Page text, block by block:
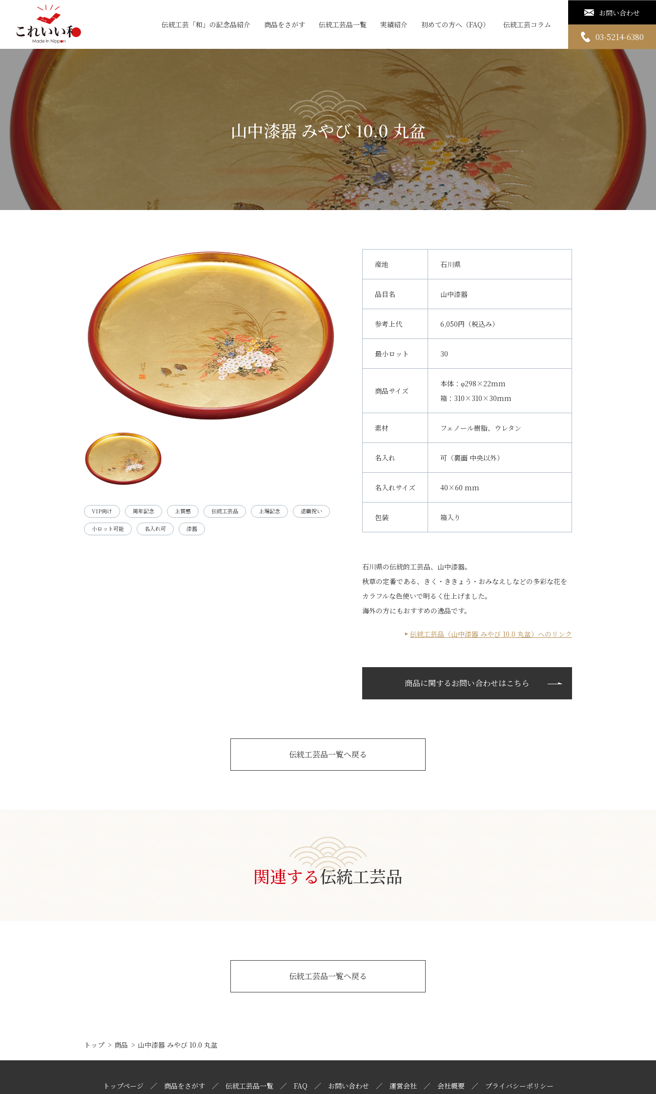
伝統工芸「和」の記念品紹介 商品をさがす 伝統工芸品一覧 実績紹介 初めての方へ（FAQ） 伝統工芸コラム
お問い合わせ
03-5214-6380
山中漆器 みやび 10.0 丸盆
VIP向け 周年記念 上質感 伝統工芸品 上場記念 退職祝い
小ロット可能 名入れ可 漆器
産地 石川県
品目名 山中漆器
参考上代 6,050円（税込み）
最小ロット 30
商品サイズ
本体：φ298×22mm
箱：310×310×30mm
素材 フェノール樹脂、ウレタン
名入れ 可（裏面 中央以外）
名入れサイズ 40×60 mm
包装 箱入り
石川県の伝統的工芸品、山中漆器。
秋草の定番である、きく・ききょう・おみなえしなどの多彩な花を
カラフルな色使いで明るく仕上げました。
海外の方にもおすすめの逸品です。
伝統工芸品（山中漆器 みやび 10.0 丸盆）へのリンク
商品に関するお問い合わせはこちら
伝統工芸品一覧へ戻る
関連する伝統工芸品
伝統工芸品一覧へ戻る
トップ 商品 山中漆器 みやび 10.0 丸盆
トップページ 商品をさがす 伝統工芸品一覧 FAQ お問い合わせ 運営会社 会社概要 プライバシーポリシー